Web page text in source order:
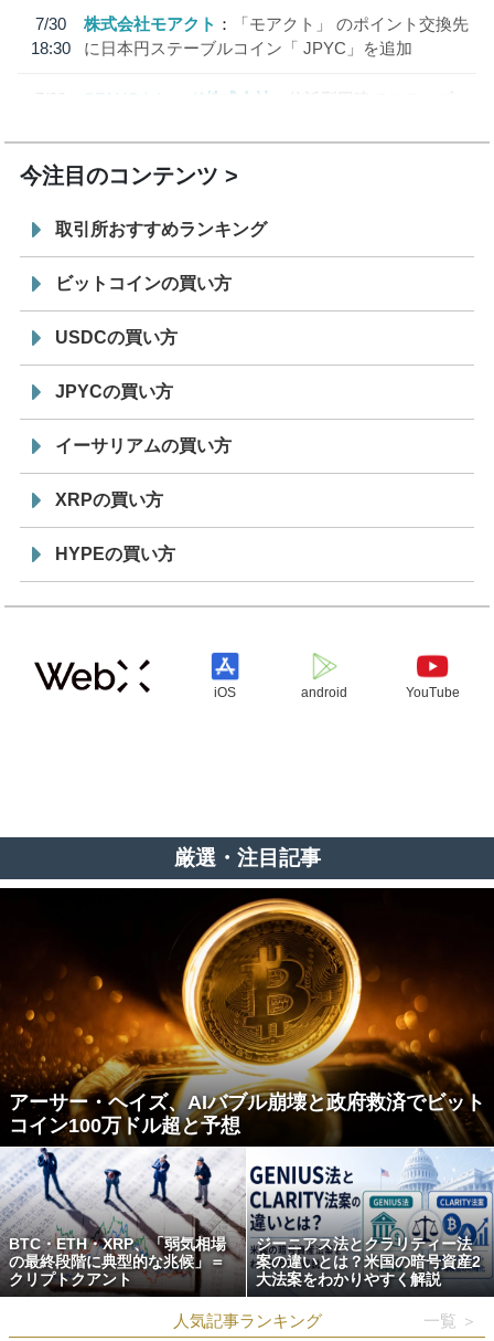
7/30
18:30
株式会社モアクト
「モアクト」 のポイント交換先
に日本円ステーブルコイン「 JPYC」を追加
7/29
SBI VCトレード株式会社
信託型円建てステーブル
今注目のコンテンツ
取引所おすすめランキング
ビットコインの買い方
USDCの買い方
JPYCの買い方
イーサリアムの買い方
XRPの買い方
HYPEの買い方
iOS android YouTube
厳選・注目記事
アーサー・ヘイズ、AIバブル崩壊と政府救済でビット
コイン100万ドル超と予想
BTC・ETH・XRP、「弱気相場
の最終段階に典型的な兆候」＝
クリプトクアント
ジーニアス法とクラリティー法
案の違いとは？米国の暗号資産2
大法案をわかりやすく解説
人気記事ランキング 一覧 ＞